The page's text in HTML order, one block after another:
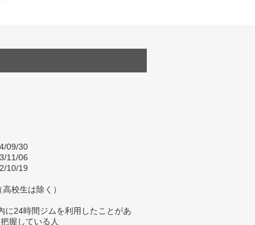
09/30
11/06
10/19
校生は除く）
に24時間ジムを利用したことがあ
握している人